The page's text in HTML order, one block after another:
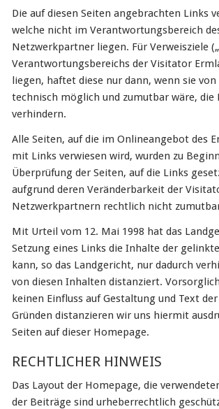
Die auf diesen Seiten angebrachten Links
welche nicht im Verantwortungsbereich
Netzwerkpartner liegen. Für Verweisziele
Verantwortungsbereichs der Visitator
liegen, haftet diese nur dann, wenn sie
technisch möglich und zumutbar wäre,
verhindern.
Alle Seiten, auf die im Onlineangebot des
mit Links verwiesen wird, wurden zu
Überprüfung der Seiten, auf die Links
aufgrund deren Veränderbarkeit der
Netzwerkpartnern rechtlich nicht
Mit Urteil vom 12. Mai 1998 hat das
Setzung eines Links die Inhalte der
kann, so das Landgericht, nur dadurch
von diesen Inhalten distanziert.
keinen Einfluss auf Gestaltung und Text
Gründen distanzieren wir uns hiermit
Seiten auf dieser Homepage.
RECHTLICHER HINWEIS
Das Layout der Homepage, die
der Beiträge sind urheberrechtlich